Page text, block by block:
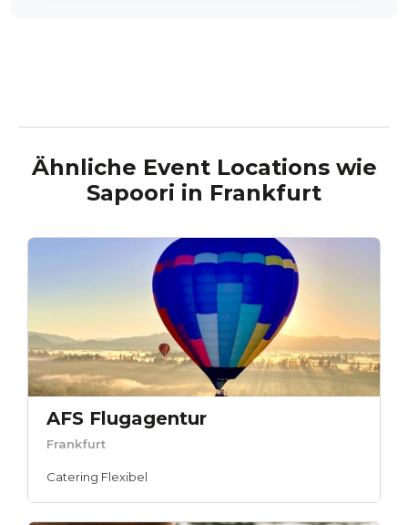
Ähnliche Event Locations wie
Sapoori in Frankfurt
AFS Flugagentur
Frankfurt
Catering Flexibel